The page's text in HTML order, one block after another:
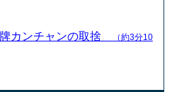
カンチャンの取捨
（約3分10